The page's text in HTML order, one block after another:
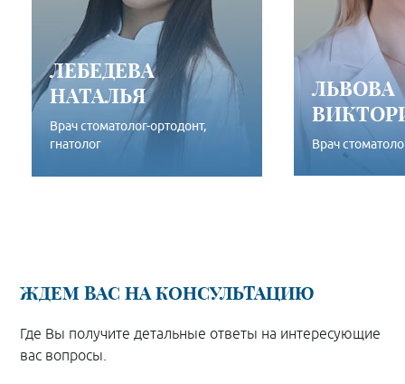
ЛЕБЕДЕВА
НАТАЛЬЯ
Врач стоматолог-ортодонт,
гнатолог
ЛЬВОВА
Врач
ЖДЕМ ВАС НА КОНСУЛЬТАЦИЮ
Где Вы получите детальные ответы на интересующие
вас вопросы.